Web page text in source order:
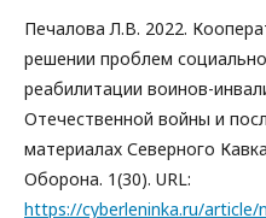
Печалова Л.В. 2022.
решении проблем
реабилитации воинов-
Отечественной войны и
материалах Северного
Оборона. 1(30). URL:
https://cyberleninka.ru/